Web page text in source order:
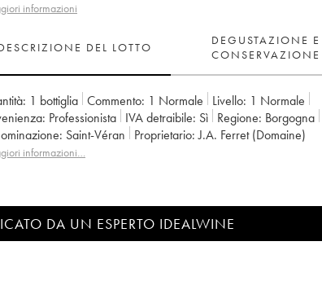
informazioni
DEL LOTTO
DEGUSTAZIONE E
CONSERVAZIONE
1 bottiglia Commento: 1 Normale Livello: 1 Normale
professionista IVA detraibile: sì Regione:
Borgogna
Saint-Véran Proprietario: J.A. Ferret (Domaine)
informazioni…
DA UN ESPERTO IDEALWINE